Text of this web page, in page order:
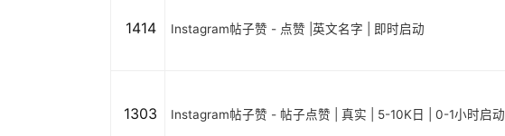
1414 Instagram帖子赞 - 点赞 |英文名字 | 即时启动
1303 Instagram帖子赞 - 帖子点赞 | 真实 | 5-10K日 | 0-1小时启动